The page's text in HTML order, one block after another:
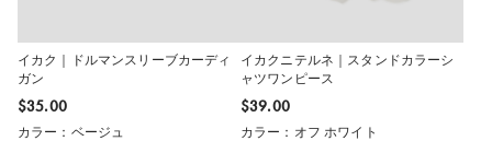
イカク｜ドルマンスリーブカーディ
ガン
$‌35.00
カラー：ベージュ
イカクニテルネ｜スタンドカラーシ
ャツワンピース
$‌39.00
カラー：オフ ホワイト